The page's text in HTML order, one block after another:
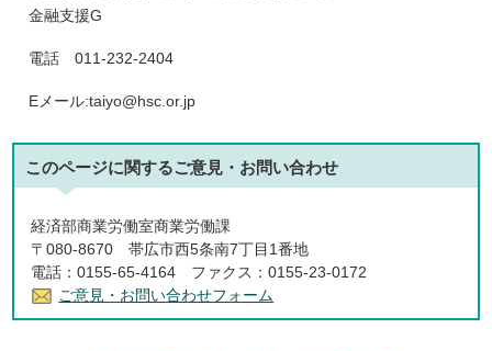
金融支援G
電話 011-232-2404
Eメール:taiyo@hsc.or.jp
このページに関するご意見・お問い合わせ
経済部商業労働室商業労働課
〒080-8670 帯広市西5条南7丁目1番地
電話：0155-65-4164 ファクス：0155-23-0172
ご意見・お問い合わせフォーム